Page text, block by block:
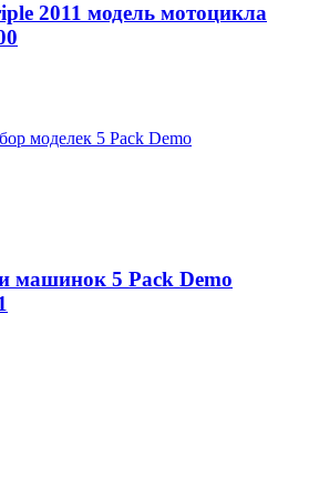
2011 модель мотоцикла
машинок 5 Pack Demo